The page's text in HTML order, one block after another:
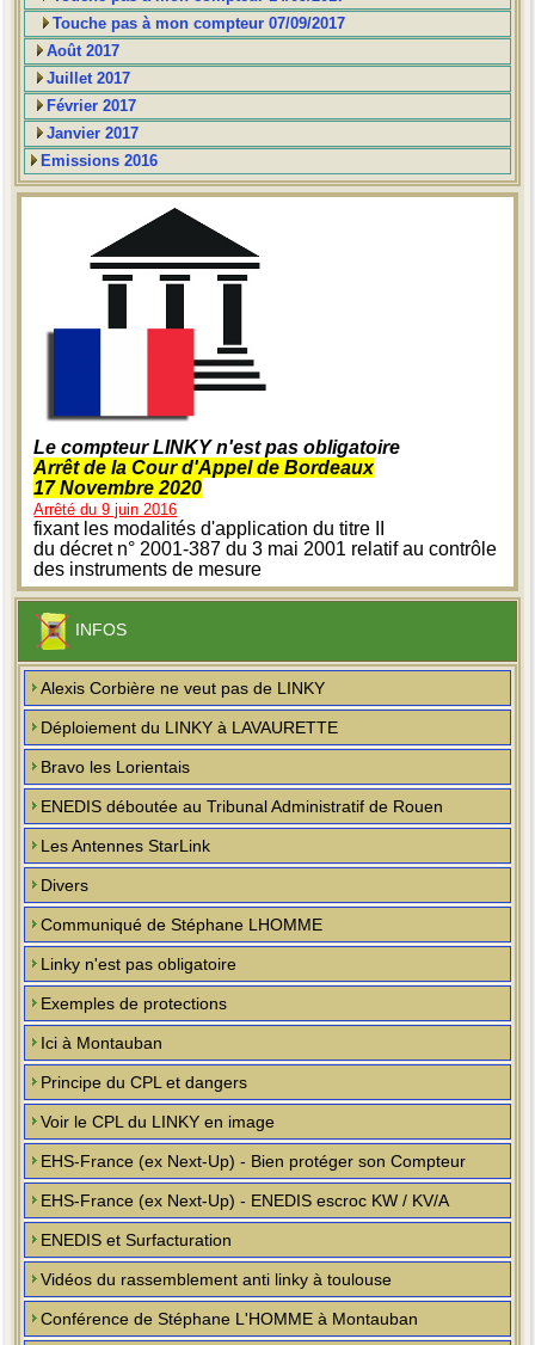
Touche pas à mon compteur 07/09/2017
Août 2017
Juillet 2017
Février 2017
Janvier 2017
Emissions 2016
Le compteur LINKY n'est pas obligatoire
Arrêt de la Cour d'Appel de Bordeaux
17 Novembre 2020
Arrêté du 9 juin 2016
fixant les modalités d'application du titre II
du décret n° 2001-387 du 3 mai 2001 relatif au contrôle
des instruments de mesure
INFOS
Alexis Corbière ne veut pas de LINKY
Déploiement du LINKY à LAVAURETTE
Bravo les Lorientais
ENEDIS déboutée au Tribunal Administratif de Rouen
Les Antennes StarLink
Divers
Communiqué de Stéphane LHOMME
Linky n'est pas obligatoire
Exemples de protections
Ici à Montauban
Principe du CPL et dangers
Voir le CPL du LINKY en image
EHS-France (ex Next-Up) - Bien protéger son Compteur
EHS-France (ex Next-Up) - ENEDIS escroc KW / KV/A
ENEDIS et Surfacturation
Vidéos du rassemblement anti linky à toulouse
Conférence de Stéphane L'HOMME à Montauban